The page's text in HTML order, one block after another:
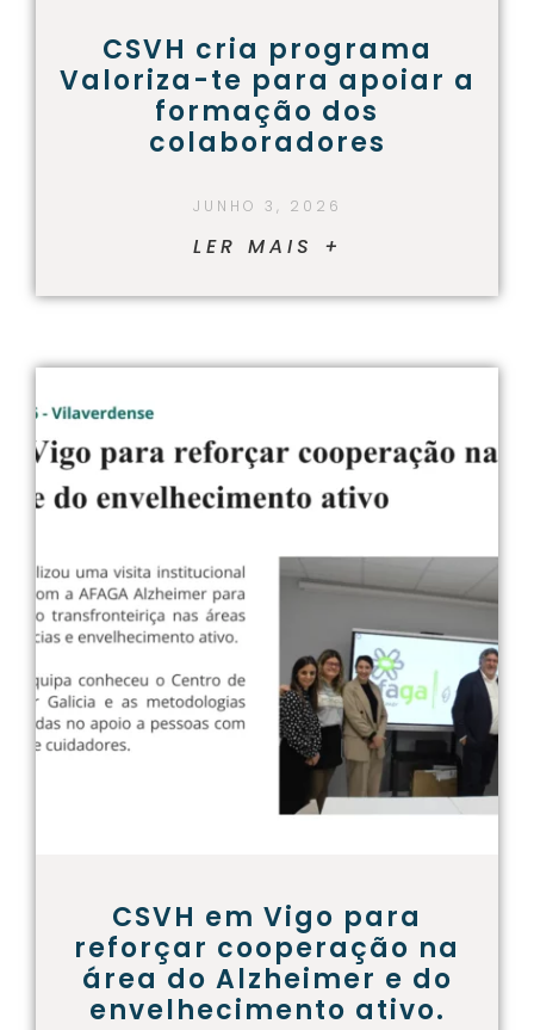
CSVH cria programa
Valoriza-te para apoiar a
formação dos
colaboradores
JUNHO 3, 2026
LER MAIS +
CSVH em Vigo para
reforçar cooperação na
área do Alzheimer e do
envelhecimento ativo.